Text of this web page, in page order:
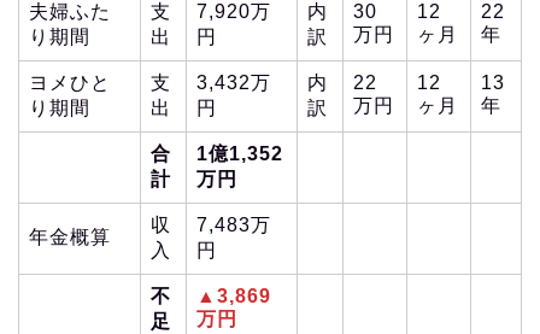
夫婦ふた
り期間
支
出
7,920万
円
内
訳
30
万円
12
ヶ月
22
年
ヨメひと
り期間
支
出
3,432万
円
内
訳
22
万円
12
ヶ月
13
年
合
計
1億1,352
万円
年金概算
収
入
7,483万
円
不
足
▲ 3,869
万円